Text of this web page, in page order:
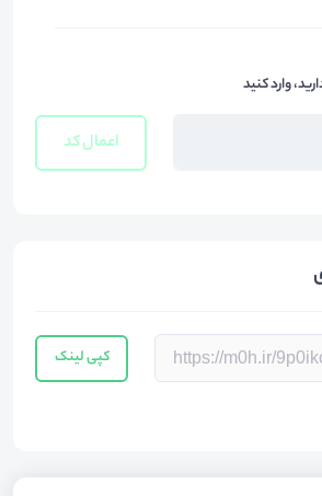
کپی لینک
وارد کنید
اعمال کد